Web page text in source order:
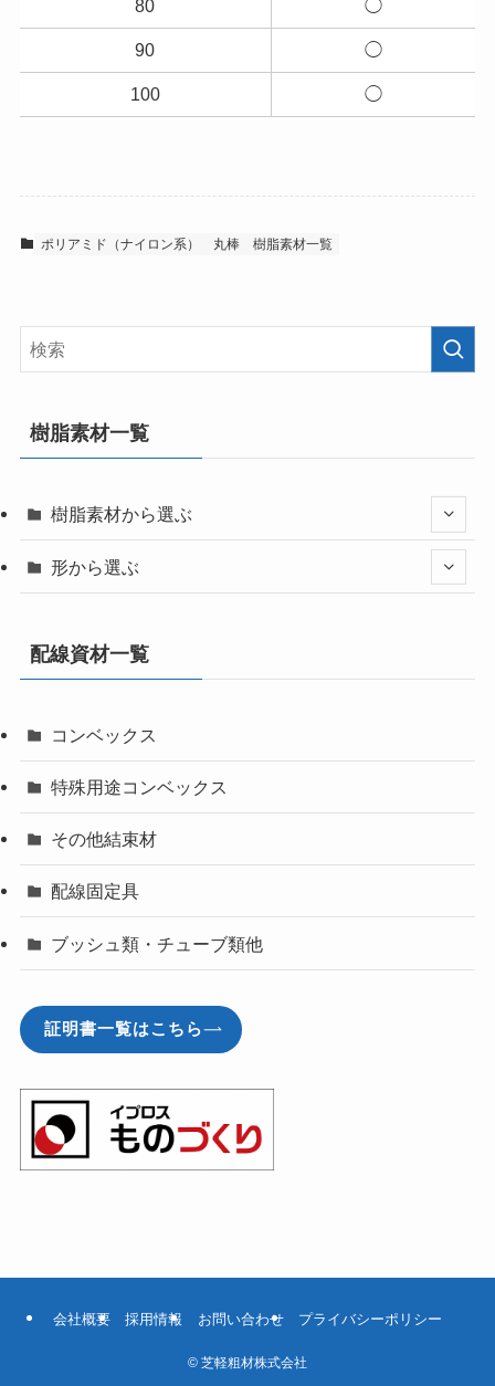
80 ◯
90 ◯
100 ◯
ポリアミド（ナイロン系） 丸棒 樹脂素材一覧
樹脂素材一覧
樹脂素材から選ぶ
形から選ぶ
配線資材一覧
コンベックス
特殊用途コンベックス
その他結束材
配線固定具
ブッシュ類・チューブ類他
証明書一覧はこちら
会社概要 採用情報 お問い合わせ プライバシーポリシー
© 芝軽粗材株式会社